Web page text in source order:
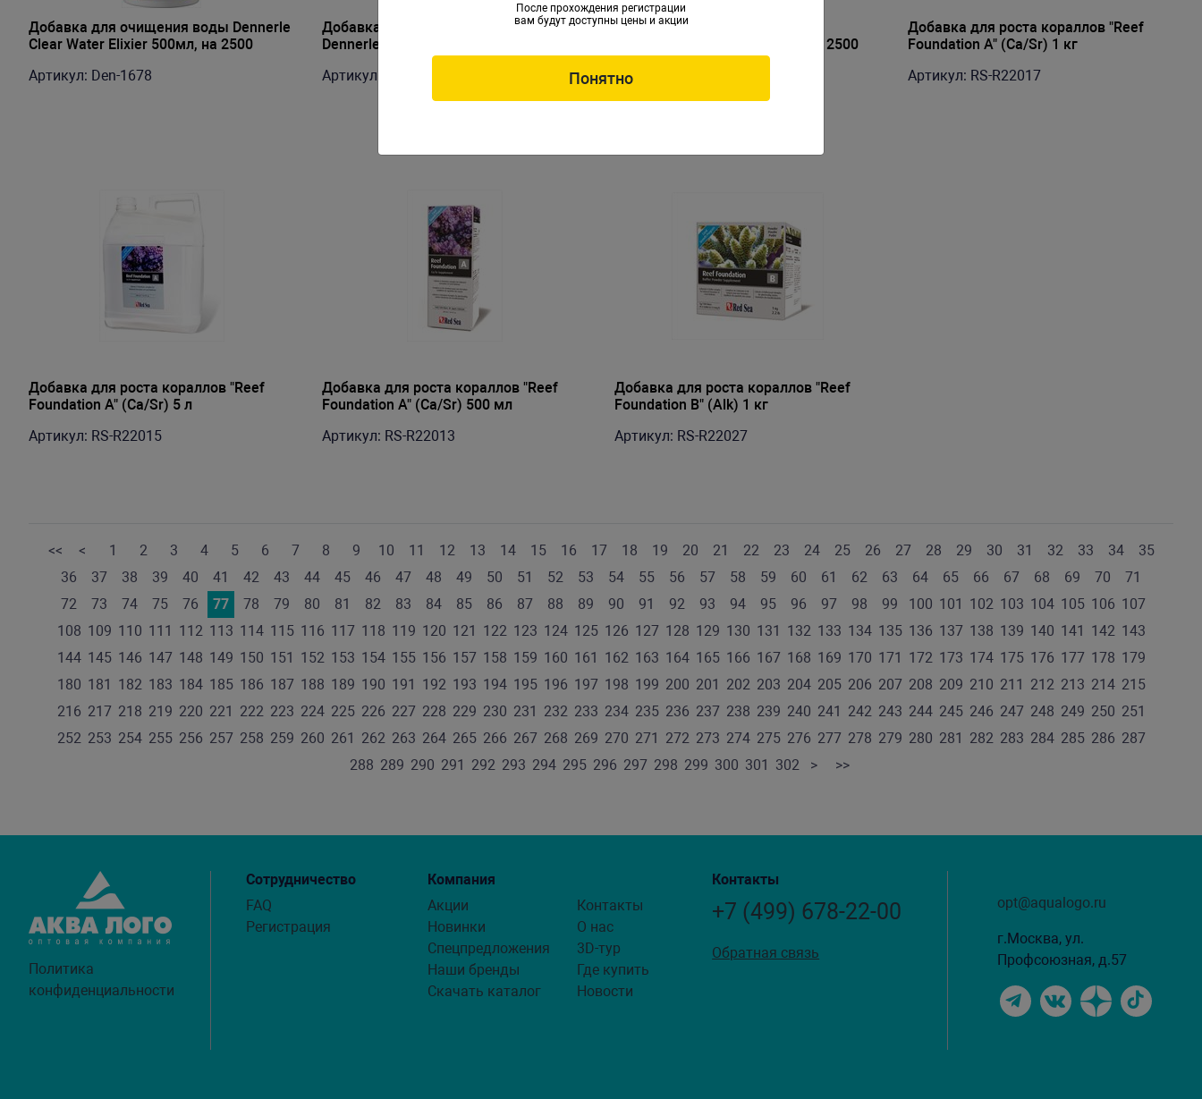
Добавка для очищения воды Dennerle
Clear Water Elixier 500мл, на 2500
Артикул: Den-1678
Добавка для подготовки воды
Dennerle Aqua Elixier 250мл, на 1250
Артикул: Den-1670
Добавка для подготовки воды
Dennerle Aqua Elixier 500мл, на 2500
литров
Артикул: Den-1671
Добавка для роста кораллов "Reef
Foundation A" (Ca/Sr) 1 кг
Артикул: RS-R22017
Добавка для роста кораллов "Reef
Foundation A" (Ca/Sr) 5 л
Артикул: RS-R22015
Добавка для роста кораллов "Reef
Foundation A" (Ca/Sr) 500 мл
Артикул: RS-R22013
Добавка для роста кораллов "Reef
Foundation B" (Alk) 1 кг
Артикул: RS-R22027
<< < 1 2 3 4 5 6 7 8 9 10 11 12 13 14 15 16 17 18 19 20 21 22 23 24 25 26 27 28 29 30 31 32 33 34
35
36
37 38 39 40 41 42 43 44 45 46 47 48 49 50 51 52 53 54 55 56 57 58 59 60 61 62 63 64 65 66 67 68 69 70
71
72
73 74 75 76 77 78 79 80 81 82 83 84 85 86 87 88 89 90 91 92 93 94 95 96 97 98 99 100 101 102 103 104 105 106 107
108 109 110 111 112 113 114 115 116 117 118 119 120 121 122 123 124 125 126 127 128 129 130 131 132 133 134 135 136 137 138 139 140 141 142 143
144 145 146 147 148 149 150 151 152 153 154 155 156 157 158 159 160 161 162 163 164 165 166 167 168 169 170 171 172 173 174 175 176 177 178 179
180 181 182 183 184 185 186 187 188 189 190 191 192 193 194 195 196 197 198 199 200 201 202 203 204 205 206 207 208 209 210 211 212 213 214 215
216 217 218 219 220 221 222 223 224 225 226 227 228 229 230 231 232 233 234 235 236 237 238 239 240 241 242 243 244 245 246 247 248 249 250 251
252 253 254 255 256 257 258 259 260 261 262 263 264 265 266 267 268 269 270 271 272 273 274 275 276 277 278 279 280 281 282 283 284 285 286 287
288 289 290 291 292 293 294 295 296 297 298 299 300 301 302 > >>
Политика
конфиденциальности
Сотрудничество
FAQ
Регистрация
Компания
Акции
Новинки
Спецпредложения
Наши бренды
Скачать каталог
Контакты
О нас
3D-тур
Где купить
Новости
Контакты
+7 (499) 678-22-00
Обратная связь
opt@aqualogo.ru
г.Москва, ул.
Профсоюзная, д.57
После прохождения регистрации
вам будут доступны цены и акции
Понятно